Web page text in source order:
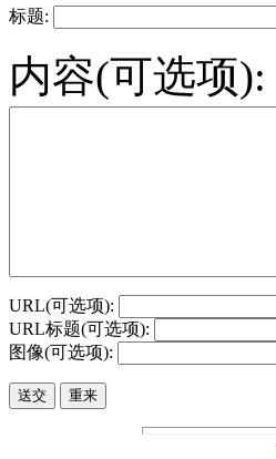
标题:
内容(可选项):
URL(可选项):
URL标题(可选项):
图像(可选项):